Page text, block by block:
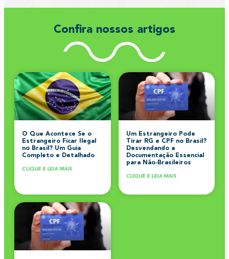
Confira nossos artigos
O Que Acontece Se o
Estrangeiro Ficar Ilegal
no Brasil? Um Guia
Completo e Detalhado
CLIQUE E LEIA MAIS
Um Estrangeiro Pode
Tirar RG e CPF no Brasil?
Desvendando a
Documentação Essencial
para Não-Brasileiros
CLIQUE E LEIA MAIS